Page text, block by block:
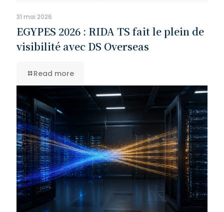
31 mai 2026
EGYPES 2026 : RIDA TS fait le plein de
visibilité avec DS Overseas
Read more